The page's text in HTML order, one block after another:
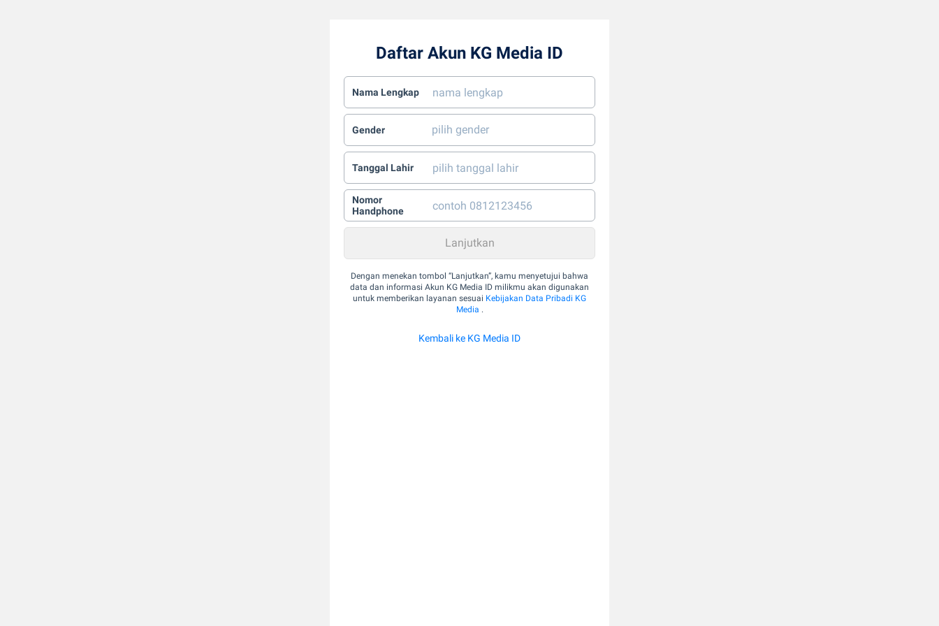
Daftar Akun KG Media ID
Nama Lengkap
Gender
Tanggal Lahir
Nomor
Handphone
Dengan menekan tombol “Lanjutkan”, kamu menyetujui bahwa
data dan informasi Akun KG Media ID milikmu akan digunakan
untuk memberikan layanan sesuai Kebijakan Data Pribadi KG
Media .
Kembali ke KG Media ID